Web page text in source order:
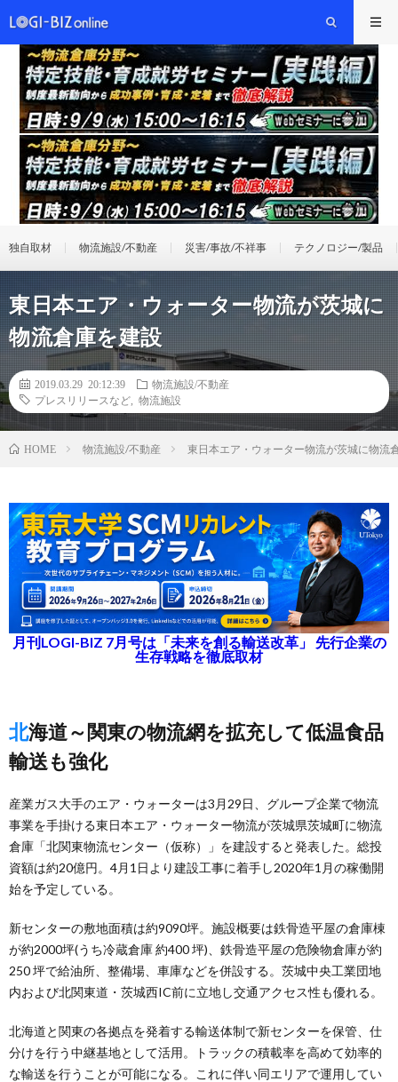
独自取材 物流施設/不動産 災害/事故/不祥事 テクノロジー/製品
東日本エア・ウォーター物流が茨城に
物流倉庫を建設
2019.03.29 20:12:39
物流施設/不動産
プレスリリースなど
物流施設
HOME 物流施設/不動産 東日本エア・ウォーター物流が茨城に物流
月刊LOGI-BIZ 7月号は「未来を創る輸送改革」 先行企業の
生存戦略を徹底取材
北海道～関東の物流網を拡充して低温食品
輸送も強化
産業ガス大手のエア・ウォーターは3月29日、グループ企業で物流
事業を手掛ける東日本エア・ウォーター物流が茨城県茨城町に物流
倉庫「北関東物流センター（仮称）」を建設すると発表した。総投
資額は約20億円。4月1日より建設工事に着手し2020年1月の稼働開
始を予定している。
新センターの敷地面積は約9090坪。施設概要は鉄骨造平屋の倉庫棟
が約2000坪(うち冷蔵倉庫 約400 坪)、鉄骨造平屋の危険物倉庫が約
250 坪で給油所、整備場、車庫などを併設する。茨城中央工業団地
内および北関東道・茨城西IC前に立地し交通アクセス性も優れる。
北海道と関東の各拠点を発着する輸送体制で新センターを保管、仕
分けを行う中継基地として活用。トラックの積載率を高めて効率的
な輸送を行うことが可能になる。これに伴い同エリアで運用してい